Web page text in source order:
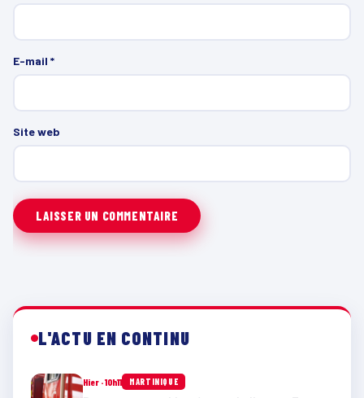
E-mail *
Site web
L'ACTU EN CONTINU
Hier · 10h11 MARTINIQUE